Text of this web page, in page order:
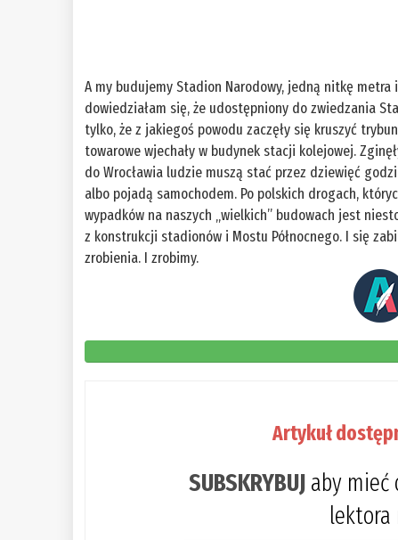
A my budujemy Stadion Narodowy, jedną nitkę
dowiedziałam się, że udostępniony do zwiedzania
tylko, że z jakiegoś powodu zaczęły się kruszyć
towarowe wjechały w budynek stacji kolejowej.
do Wrocławia ludzie muszą stać przez dziewięć
albo pojadą samochodem. Po polskich drogach,
wypadków na naszych „wielkich” budowach jest
z konstrukcji stadionów i Mostu Północnego. I się
zrobienia. I zrobimy.
Artykuł
SUBSKRYBUJ aby mieć
lektora